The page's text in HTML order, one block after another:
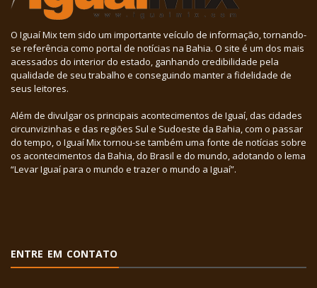
O Iguaí Mix tem sido um importante veículo de informação, tornando-
se referência como portal de notícias na Bahia. O site é um dos mais
acessados do interior do estado, ganhando credibilidade pela
qualidade de seu trabalho e conseguindo manter a fidelidade de
seus leitores.
Além de divulgar os principais acontecimentos de Iguaí, das cidades
circunvizinhas e das regiões Sul e Sudoeste da Bahia, com o passar
do tempo, o Iguaí Mix tornou-se também uma fonte de notícias sobre
os acontecimentos da Bahia, do Brasil e do mundo, adotando o lema
“Levar Iguaí para o mundo e trazer o mundo a Iguaí”.
ENTRE EM CONTATO